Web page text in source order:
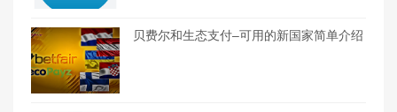
贝费尔和生态支付–可用的新国家简单介绍